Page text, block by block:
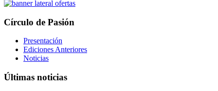
Círculo de Pasión
Presentación
Ediciones Anteriores
Noticias
Últimas noticias